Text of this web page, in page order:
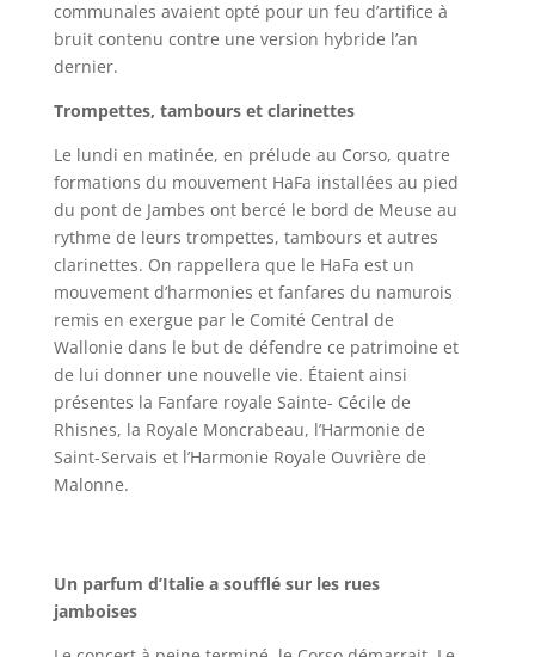
communales avaient opté pour un feu d’artifice à
bruit contenu contre une version hybride l’an
dernier.
Trompettes, tambours et clarinettes
Le lundi en matinée, en prélude au Corso, quatre
formations du mouvement HaFa installées au pied
du pont de Jambes ont bercé le bord de Meuse au
rythme de leurs trompettes, tambours et autres
clarinettes. On rappellera que le HaFa est un
mouvement d’harmonies et fanfares du namurois
remis en exergue par le Comité Central de
Wallonie dans le but de défendre ce patrimoine et
de lui donner une nouvelle vie. Étaient ainsi
présentes la Fanfare royale Sainte- Cécile de
Rhisnes, la Royale Moncrabeau, l’Harmonie de
Saint-Servais et l’Harmonie Royale Ouvrière de
Malonne.
Un parfum d’Italie a soufflé sur les rues
jamboises